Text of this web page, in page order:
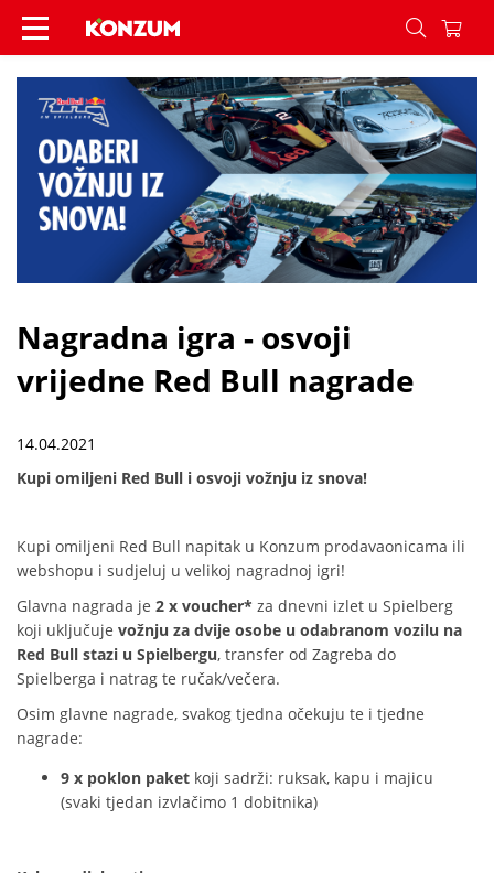
Nagradna igra - osvoji vrijedne Red Bull
Nagradna igra - osvoji
vrijedne Red Bull nagrade
14.04.2021
Kupi omiljeni Red Bull i osvoji vožnju iz snova!
Kupi omiljeni Red Bull napitak u Konzum prodavaonicama ili
webshopu i sudjeluj u velikoj nagradnoj igri!
Glavna nagrada je 2 x voucher* za dnevni izlet u Spielberg
koji uključuje vožnju za dvije osobe u odabranom vozilu na
Red Bull stazi u Spielbergu, transfer od Zagreba do
Spielberga i natrag te ručak/večera.
Osim glavne nagrade, svakog tjedna očekuju te i tjedne
nagrade:
9 x poklon paket koji sadrži: ruksak, kapu i majicu
(svaki tjedan izvlačimo 1 dobitnika)